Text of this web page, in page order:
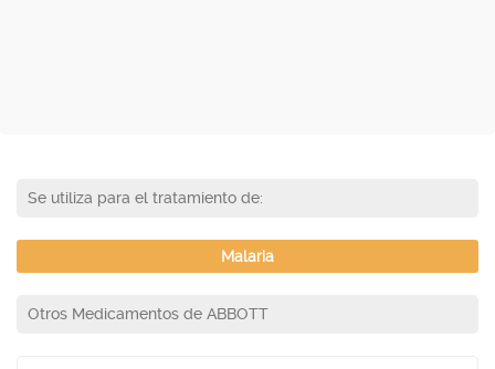
Se utiliza para el tratamiento de:
Malaria
Otros Medicamentos de ABBOTT